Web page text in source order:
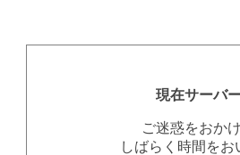
現在サーバ
ご迷惑をおか
しばらく時間を